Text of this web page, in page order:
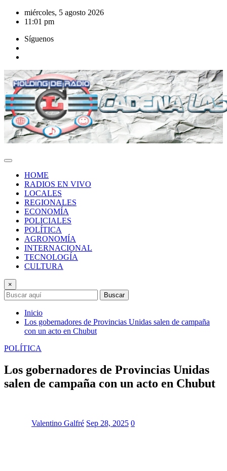
Saltar
miércoles, 5 agosto 2026
11:01 pm
Síguenos
HOME
RADIOS EN VIVO
LOCALES
REGIONALES
ECONOMÍA
POLICIALES
POLÍTICA
AGRONOMÍA
INTERNACIONAL
TECNOLOGÍA
CULTURA
×
Buscar
Inicio
Los gobernadores de Provincias Unidas salen de campaña
con un acto en Chubut
POLÍTICA
Los gobernadores de Provincias Unidas
salen de campaña con un acto en Chubut
Valentino Galfré Sep 28, 2025 0